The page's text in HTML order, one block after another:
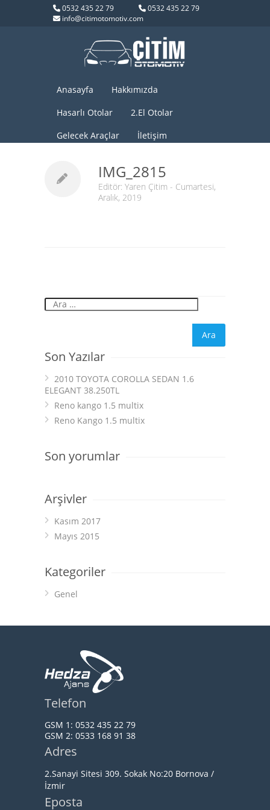
0532 435 22 79
0532 435 22 79
info@citimotomotiv.com
Anasayfa
Hakkımızda
Hasarlı Otolar
2.El Otolar
Gelecek Araçlar
İletişim
IMG_2815
Editör: Yaren Çitim - Cumartesi,
Aralık, 2019
Son Yazılar
2010 TOYOTA COROLLA SEDAN 1.6
ELEGANT 38.250TL
Reno kango 1.5 multix
Reno Kango 1.5 multix
Son yorumlar
Arşivler
Kasım 2017
Mayıs 2015
Kategoriler
Genel
Telefon
GSM 1: 0532 435 22 79
GSM 2: 0533 168 91 38
Adres
2.Sanayi Sitesi 309. Sokak No:20 Bornova /
İzmir
Eposta